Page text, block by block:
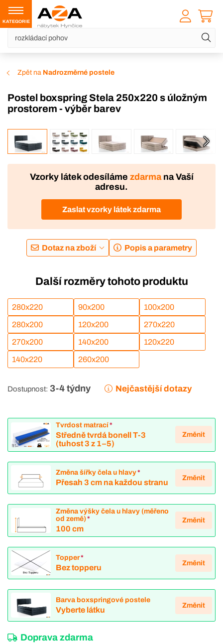
KATEGORIE
Zpět na Nadrozměrné postele
Postel boxspring Stela 250x220 s úložným
prostorem - výběr barev
VÝROBA
DOPRAVA ZDARMA
Vzorky látek odesíláme zdarmana Vaší
adresu.
Zaslat vzorky látek zdarma
Dotaz na zboží Popis a parametry
Další rozměry tohoto produktu
280x220 90x200 100x200
280x200 120x200 270x220
270x200 140x200 120x220
140x220 260x200
Dostupnost: 3-4 týdny Nejčastější dotazy
Tvrdost matrací*
Středně tvrdá bonell T-3
(tuhost 3 z 1–5)
Změnit
Změna šířky čela u hlavy*
Přesah 3 cm na každou stranu
Změnit
Změna výšky čela u hlavy (měřeno
od země)*
100 cm
Změnit
Topper*
Bez topperu
Změnit
Barva boxspringové postele
Vyberte látku
Změnit
Doprava zdarma